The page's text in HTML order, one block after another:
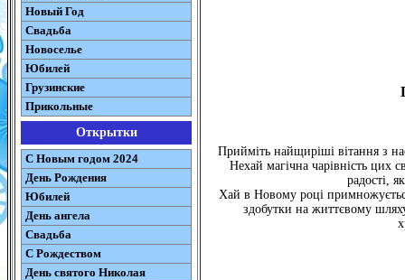
Новый Год
Свадьба
Новоселье
Юбилей
Грузинские
Прикольные
Открытки
С Новым годом 2024
День Рождения
Юбилей
День ангела
Свадьба
С Рождеством
День святого Николая
Прийміть найщиріші вітання з
Нехай магічна чарівність цих
радості,
Хай в Новому році
здобутки на життєвому